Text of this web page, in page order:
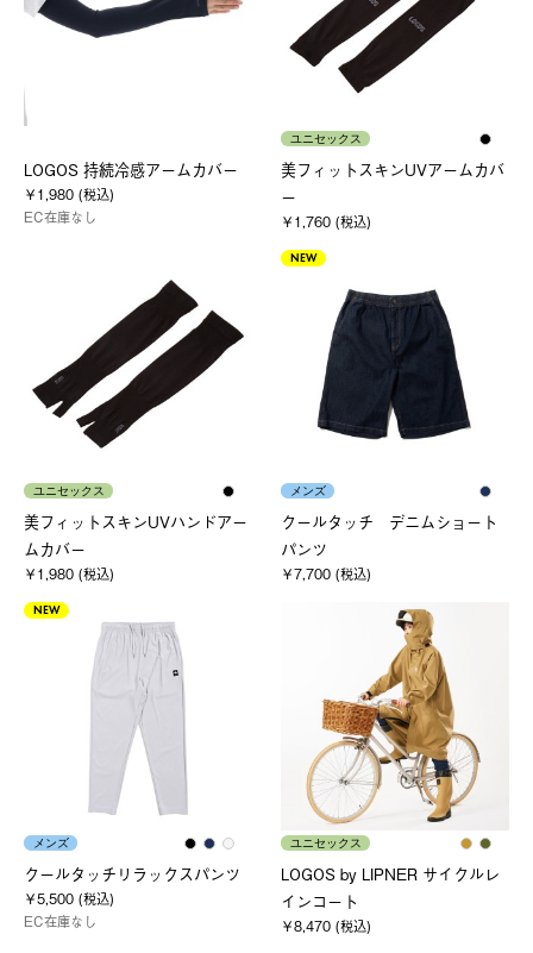
LOGOS 持続冷感アームカバー
￥1,980 (税込)
EC在庫なし
ユニセックス
美フィットスキンUVアームカバ
ー
￥1,760 (税込)
ユニセックス
美フィットスキンUVハンドアー
ムカバー
￥1,980 (税込)
NEW
メンズ
クールタッチ デニムショート
パンツ
￥7,700 (税込)
NEW
メンズ
クールタッチリラックスパンツ
￥5,500 (税込)
EC在庫なし
ユニセックス
LOGOS by LIPNER サイクルレ
インコート
￥8,470 (税込)